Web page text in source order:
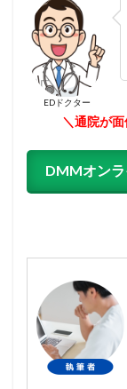
EDドクター
＼通院が
DMMオン